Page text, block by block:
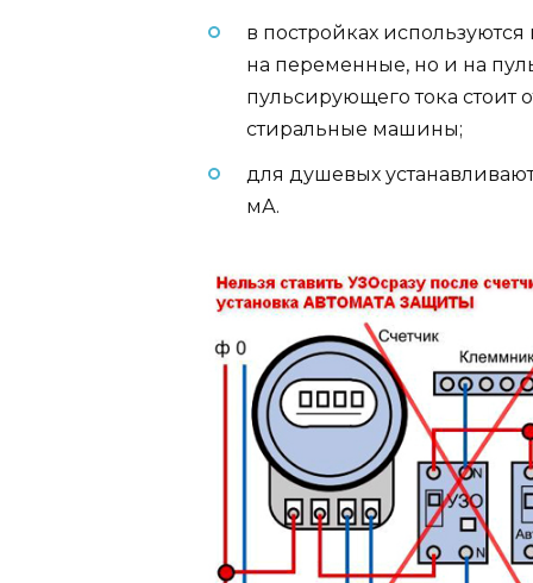
в постройках
на переменные, но и на
пульсирующего тока стоит
стиральные машины;
для душевых
мА.